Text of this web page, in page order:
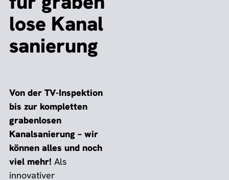
lose Kanal
sanierung
Von der TV-Inspektion
bis zur kompletten
grabenlosen
Kanalsanierung – wir
können alles und noch
viel mehr!Als
innovativer